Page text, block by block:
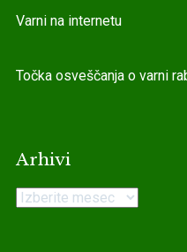
Varni na internetu
Točka osveščanja o varni
Arhivi
Arhivi